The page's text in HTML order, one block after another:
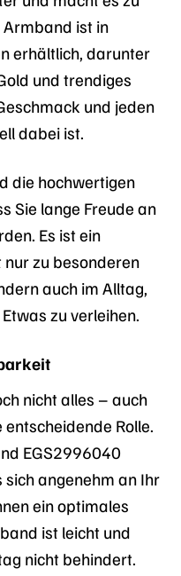
Armband ist in
erhältlich, darunter
und trendiges
und jeden
dabei ist.
die hochwertigen
Sie lange Freude an
Es ist ein
zu besonderen
auch im Alltag,
zu verleihen.
nicht alles – auch
Rolle.
EGS2996040
angenehm an Ihr
ein optimales
ist leicht und
nicht behindert.